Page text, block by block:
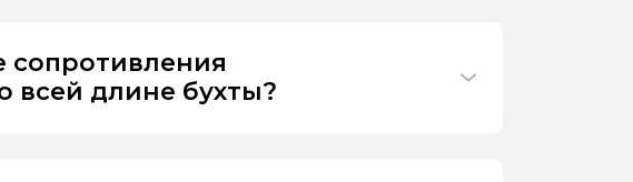
сопротивления
всей длине бухты?